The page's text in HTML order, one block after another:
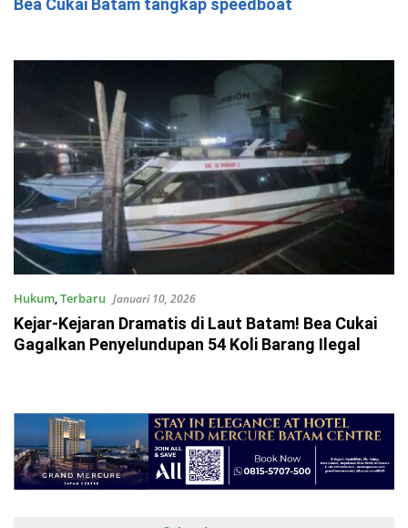
Bea Cukai Batam tangkap speedboat
Hukum,Terbaru Januari 10, 2026
Kejar-Kejaran Dramatis di Laut Batam! Bea Cukai
Gagalkan Penyelundupan 54 Koli Barang Ilegal